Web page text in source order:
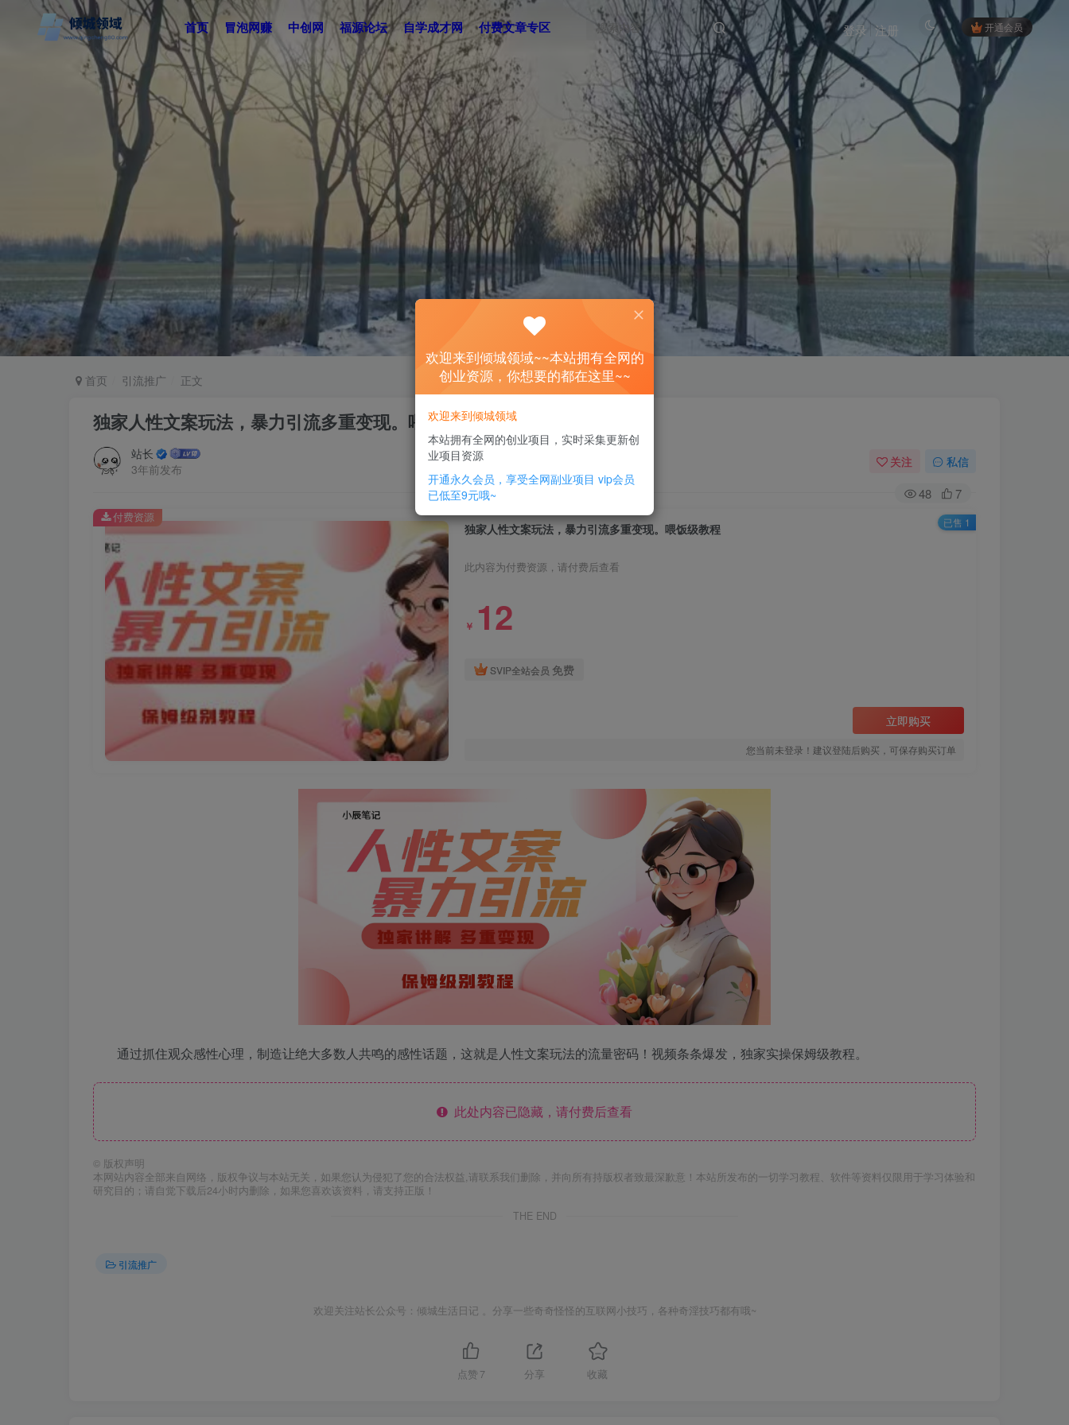
首页 冒泡网赚 中创网 福源论坛 自学成才网 付费文章专区 开通会员
登录 注册
首页 引流推广 正文
独家人性文案玩法，暴力引流多重变现。喂饭级教程
站长
3年前发布
关注 私信
48 7
独家人性文案玩法，暴力引流多重变现。喂饭级教程
此内容为付费资源，请付费后查看
￥ 12
SVIP全站会员 免费
立即购买
您当前未登录！建议登陆后购买，可保存购买订单
付费资源 已售 1
通过抓住观众感性心理，制造让绝大多数人共鸣的感性话题，这就是人性文案玩法的流量密码！视频条条爆发，独家实操保姆级教程。
此处内容已隐藏，请付费后查看
© 版权声明
本网站内容全部来自网络，版权争议与本站无关，如果您认为侵犯了您的合法权益,请联系我们删除，并向所有持版权者致最深歉意！本站所发布的一切学习教程、软件等资料仅限用于学习体验和
研究目的；请自觉下载后24小时内删除，如果您喜欢该资料，请支持正版！
THE END
引流推广
欢迎关注站长公众号：倾城生活日记 。分享一些奇奇怪怪的互联网小技巧，各种奇淫技巧都有哦~
点赞 7 分享 收藏
欢迎来到倾城领域~~本站拥有全网的
创业资源，你想要的都在这里~~
欢迎来到倾城领域
本站拥有全网的创业项目，实时采集更新创
业项目资源
开通永久会员，享受全网副业项目 vip会员
已低至9元哦~